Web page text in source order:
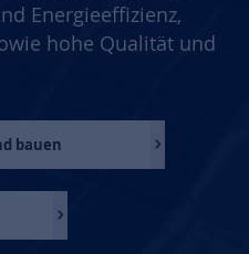
Energieeffizienz,
hohe Qualität und
bauen